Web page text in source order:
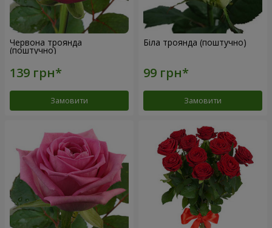
Червона троянда
(поштучно)
Замовити
Біла троянда (поштучно)
Замовити